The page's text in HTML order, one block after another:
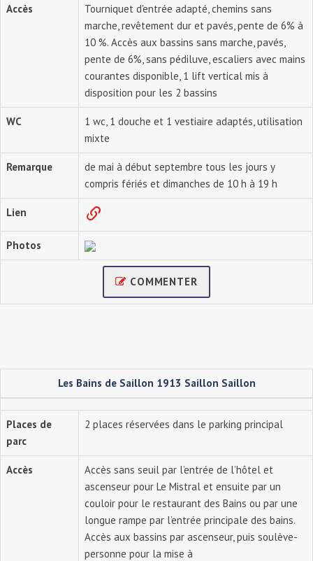
Accès
Tourniquet d'entrée adapté, chemins sans
marche, revêtement dur et pavés, pente de 6% à
10 %. Accès aux bassins sans marche, pavés,
pente de 6%, sans pédiluve, escaliers avec mains
courantes disponible, 1 lift vertical mis à
disposition pour les 2 bassins
WC
1 wc, 1 douche et 1 vestiaire adaptés, utilisation
mixte
Remarque
de mai à début septembre tous les jours y
compris fériés et dimanches de 10 h à 19 h
Lien
Photos
COMMENTER
Les Bains de Saillon 1913 Saillon Saillon
Places de
parc
2 places réservées dans le parking principal
Accès
Accès sans seuil par l’entrée de l’hôtel et
ascenseur pour Le Mistral et ensuite par un
couloir pour le restaurant des Bains ou par une
longue rampe par l’entrée principale des bains.
Accès aux bassins par ascenseur, puis soulève-
personne pour la mise à